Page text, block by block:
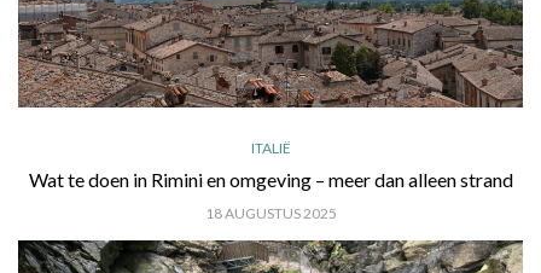
ITALIË
Wat te doen in Rimini en omgeving – meer dan alleen strand
18 AUGUSTUS 2025